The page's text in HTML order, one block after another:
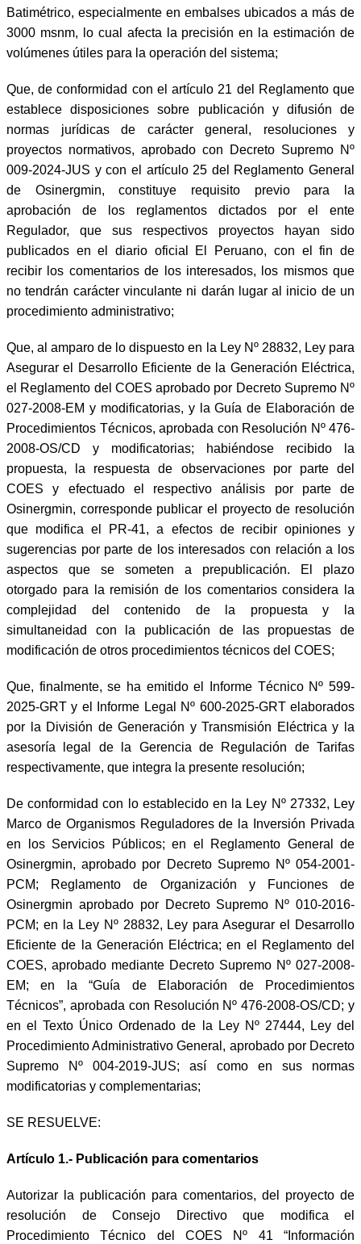
Batimétrico, especialmente en embalses ubicados a más de
3000 msnm, lo cual afecta la precisión en la estimación de
volúmenes útiles para la operación del sistema;
Que, de conformidad con el artículo 21 del Reglamento que
establece disposiciones sobre publicación y difusión de
normas jurídicas de carácter general, resoluciones y
proyectos normativos, aprobado con Decreto Supremo Nº
009-2024-JUS y con el artículo 25 del Reglamento General
de Osinergmin, constituye requisito previo para la
aprobación de los reglamentos dictados por el ente
Regulador, que sus respectivos proyectos hayan sido
publicados en el diario oficial El Peruano, con el fin de
recibir los comentarios de los interesados, los mismos que
no tendrán carácter vinculante ni darán lugar al inicio de un
procedimiento administrativo;
Que, al amparo de lo dispuesto en la Ley Nº 28832, Ley para
Asegurar el Desarrollo Eficiente de la Generación Eléctrica,
el Reglamento del COES aprobado por Decreto Supremo Nº
027-2008-EM y modificatorias, y la Guía de Elaboración de
Procedimientos Técnicos, aprobada con Resolución Nº 476-
2008-OS/CD y modificatorias; habiéndose recibido la
propuesta, la respuesta de observaciones por parte del
COES y efectuado el respectivo análisis por parte de
Osinergmin, corresponde publicar el proyecto de resolución
que modifica el PR-41, a efectos de recibir opiniones y
sugerencias por parte de los interesados con relación a los
aspectos que se someten a prepublicación. El plazo
otorgado para la remisión de los comentarios considera la
complejidad del contenido de la propuesta y la
simultaneidad con la publicación de las propuestas de
modificación de otros procedimientos técnicos del COES;
Que, finalmente, se ha emitido el Informe Técnico Nº 599-
2025-GRT y el Informe Legal Nº 600-2025-GRT elaborados
por la División de Generación y Transmisión Eléctrica y la
asesoría legal de la Gerencia de Regulación de Tarifas
respectivamente, que integra la presente resolución;
De conformidad con lo establecido en la Ley Nº 27332, Ley
Marco de Organismos Reguladores de la Inversión Privada
en los Servicios Públicos; en el Reglamento General de
Osinergmin, aprobado por Decreto Supremo Nº 054-2001-
PCM; Reglamento de Organización y Funciones de
Osinergmin aprobado por Decreto Supremo Nº 010-2016-
PCM; en la Ley Nº 28832, Ley para Asegurar el Desarrollo
Eficiente de la Generación Eléctrica; en el Reglamento del
COES, aprobado mediante Decreto Supremo Nº 027-2008-
EM; en la “Guía de Elaboración de Procedimientos
Técnicos”, aprobada con Resolución Nº 476-2008-OS/CD; y
en el Texto Único Ordenado de la Ley Nº 27444, Ley del
Procedimiento Administrativo General, aprobado por Decreto
Supremo Nº 004-2019-JUS; así como en sus normas
modificatorias y complementarias;
SE RESUELVE:
Artículo 1.- Publicación para comentarios
Autorizar la publicación para comentarios, del proyecto de
resolución de Consejo Directivo que modifica el
Procedimiento Técnico del COES Nº 41 “Información